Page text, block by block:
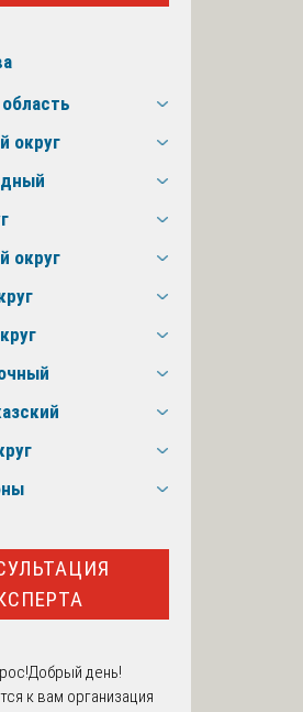
округ
округ
Добрый день!
к вам организация